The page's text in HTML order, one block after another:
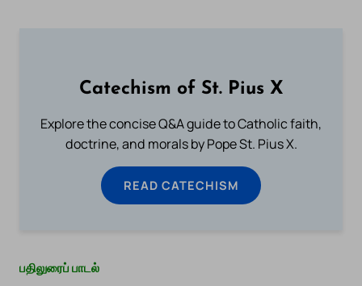
Catechism of St. Pius X
Explore the concise Q&A guide to Catholic faith,
doctrine, and morals by Pope St. Pius X.
READ CATECHISM
பதிலுரைப் பாடல்